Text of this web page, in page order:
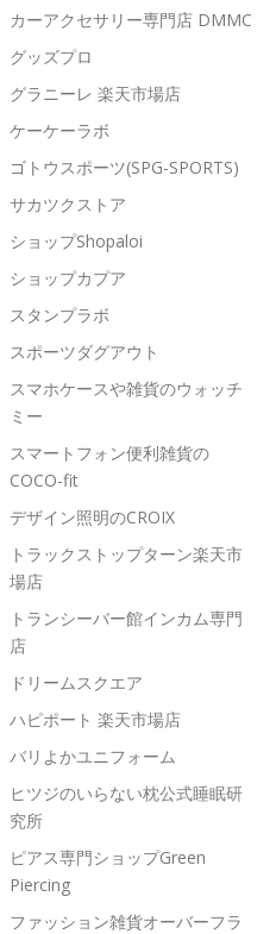
カーアクセサリー専門店 DMMC
グッズプロ
グラニーレ 楽天市場店
ケーケーラボ
ゴトウスポーツ(SPG-SPORTS)
サカツクストア
ショップShopaloi
ショップカプア
スタンプラボ
スポーツダグアウト
スマホケースや雑貨のウォッチ
ミー
スマートフォン便利雑貨の
COCO-fit
デザイン照明のCROIX
トラックストップターン楽天市
場店
トランシーバー館インカム専門
店
ドリームスクエア
ハピポート 楽天市場店
バリよかユニフォーム
ヒツジのいらない枕公式睡眠研
究所
ピアス専門ショップGreen
Piercing
ファッション雑貨オーバーフラ